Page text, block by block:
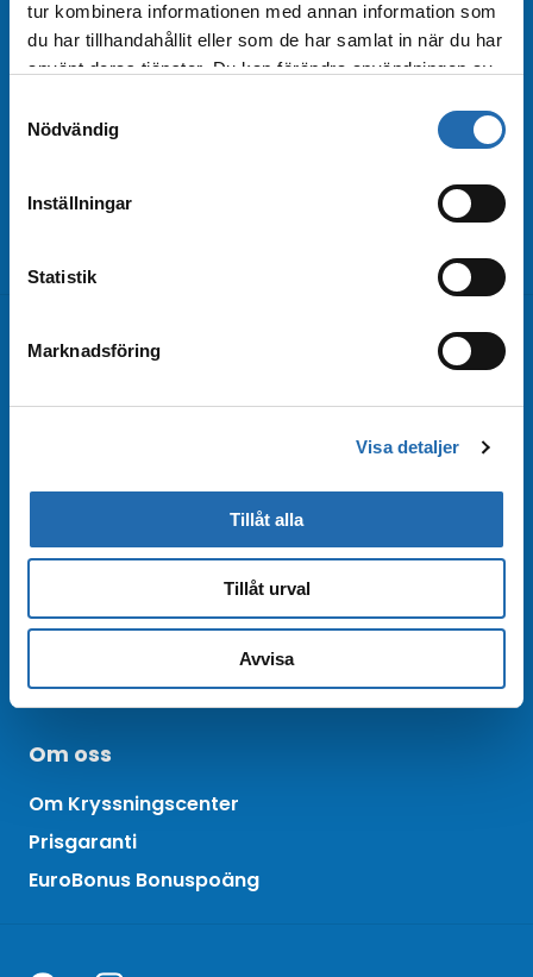
tur kombinera informationen med annan information som
du har tillhandahållit eller som de har samlat in när du har
använt deras tjänster. Du kan förändra användningen av
frånInformation om kakor (cookies)
-länken i nedre
Nödvändig
Inställningar
Statistik
Marknadsföring
Visa detaljer
Tillåt alla
Tillåt urval
Avvisa
Beställ nyhetsbrev
du bland de första att få rederiernas
Kontakta oss
Kundtjänst
Bra att veta
Resevillkor
Om oss
Om Kryssningscenter
Prisgaranti
EuroBonus Bonuspoäng